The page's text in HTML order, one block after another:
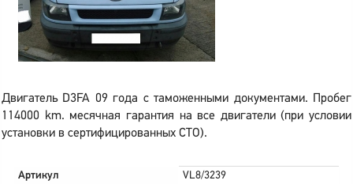
Двигатель D3FA 09 года с таможенными документами. Пробег
114000 km. месячная гарантия на все двигатели (при условии
установки в сертифицированных СТО).
Артикул
VL8/3239